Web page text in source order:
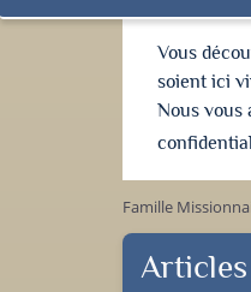
Vous
soient ici
Nous vous
Famille